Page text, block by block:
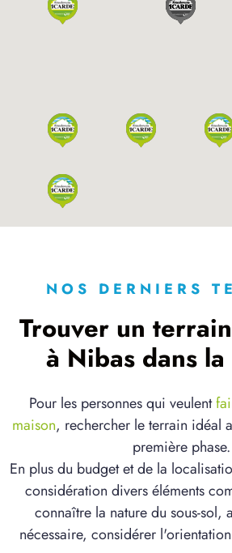
NOS DERNIERS
Trouver un
à Nibas dans la
Pour les personnes qui veulent
maison, rechercher le terrain idéal
première phase.
En plus du budget et de la
considération divers éléments
connaître la nature du sous-sol,
nécessaire, considérer